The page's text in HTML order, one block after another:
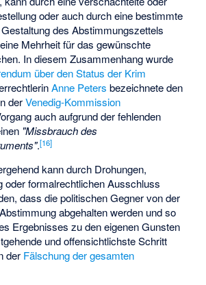
oder auch durch eine bestimmte
des Abstimmungszettels
Mehrheit für das gewünschte
In diesem Zusammenhang wurde
über den Status der Krim
Anne Peters bezeichnete den
derVenedig-Kommission
auch aufgrund der fehlenden
"Missbrauch des
.[16]
kann durch Drohungen,
oder formalrechtlichen Ausschluss
dass die politischen Gegner von der
abgehalten werden und so
Ergebnisses zu den eigenen Gunsten
und offensichtlichste Schritt
der Fälschung der gesamten